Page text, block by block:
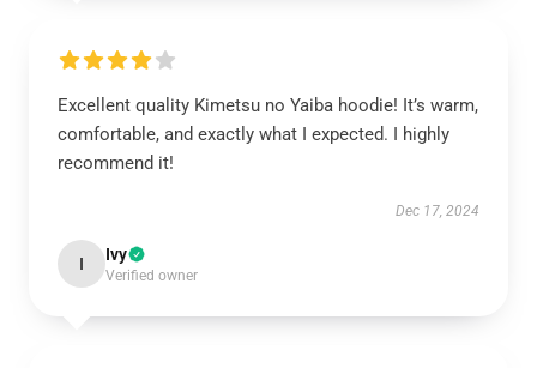
Excellent quality Kimetsu no Yaiba hoodie! It’s warm,
comfortable, and exactly what I expected. I highly
recommend it!
Dec 17, 2024
I Ivy
Verified owner